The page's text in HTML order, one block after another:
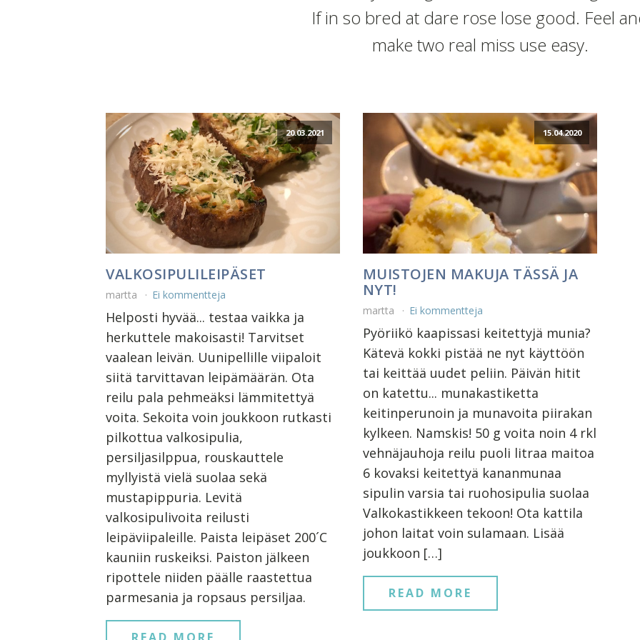
If in so bred at dare rose lose good. Feel
make two real miss use easy.
20.03.2021
VALKOSIPULILEIPÄSET
martta Ei kommentteja
Helposti hyvää... testaa vaikka ja
herkuttele makoisasti! Tarvitset
vaalean leivän. Uunipellille viipaloit
siitä tarvittavan leipämäärän. Ota
reilu pala pehmeäksi lämmitettyä
voita. Sekoita voin joukkoon rutkasti
pilkottua valkosipulia,
persiljasilppua, rouskauttele
myllyistä vielä suolaa sekä
mustapippuria. Levitä
valkosipulivoita reilusti
leipäviipaleille. Paista leipäset 200´C
kauniin ruskeiksi. Paiston jälkeen
ripottele niiden päälle raastettua
parmesania ja ropsaus persiljaa.
15.04.2020
MUISTOJEN MAKUJA TÄSSÄ JA
NYT!
martta Ei kommentteja
Pyöriikö kaapissasi keitettyjä munia?
Kätevä kokki pistää ne nyt käyttöön
tai keittää uudet peliin. Päivän hitit
on katettu... munakastiketta
keitinperunoin ja munavoita piirakan
kylkeen. Namskis! 50 g voita noin 4 rkl
vehnäjauhoja reilu puoli litraa maitoa
6 kovaksi keitettyä kananmunaa
sipulin varsia tai ruohosipulia suolaa
Valkokastikkeen tekoon! Ota kattila
johon laitat voin sulamaan. Lisää
joukkoon […]
READ MORE